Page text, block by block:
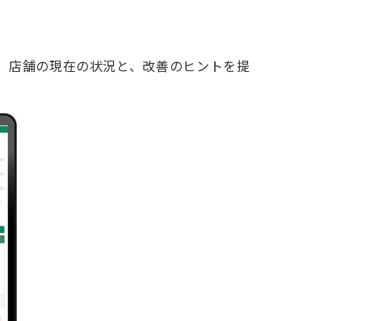
舗の現在の状況と、改善のヒントを提